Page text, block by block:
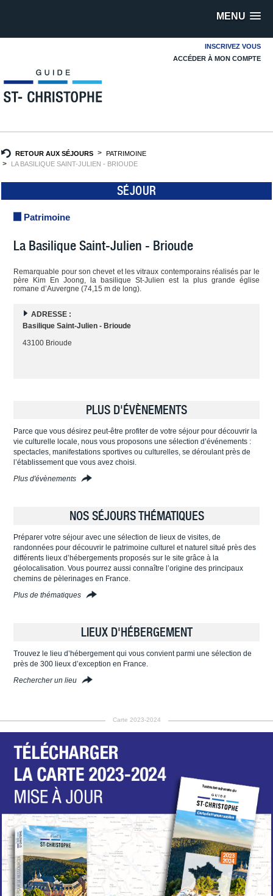
MENU
INSCRIVEZ VOUS
ACCÉDER À MON COMPTE
RETOUR AUX SÉJOURS
PATRIMOINE
LA BASILIQUE SAINT-JULIEN - BRIOUDE
SÉJOUR
Patrimoine
La Basilique Saint-Julien - Brioude
Remarquable pour son chevet et les vitraux contemporains réalisés par le
père Kim En Joong, la basilique St-Julien est la plus grande église
romane d’Auvergne (74,15 m de long).
ADRESSE :
Basilique Saint-Julien - Brioude
43100 Brioude
PLUS D'ÉVÈNEMENTS
Parce que vous désirez peut-être profiter de votre séjour pour découvrir la
vie culturelle locale, nous vous proposons une sélection d’événements :
spectacles, manifestations sportives ou culturelles, se déroulant près de
l’établissement que vous avez choisi.
Plus d'évènements
NOS SÉJOURS THÉMATIQUES
Préparer votre séjour avec une sélection de lieux de visites, de
randonnées pour découvrir le patrimoine culturel et naturel situé près des
différents lieux d’hébergements proposés sur le site grâce à la
géolocalisation. Vous pourrez aussi connaître l’origine des principaux
chemins de pèlerinages en France.
Plus de thématiques
LIEUX D'HÉBERGEMENT
Trouvez le lieu d’hébergement qui vous convient parmi une sélection de
près de 300 lieux d’exception en France.
Rechercher un lieu
Carte 2023-2024